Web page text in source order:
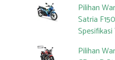
Pilihan
Satria
Pilihan